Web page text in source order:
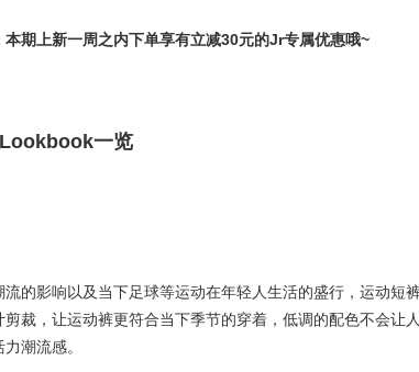
本期上新一周之内下单享有立减30元的Jr专属优惠哦~
一览
流的影响以及当下足球等运动在年轻人生活的盛行，运动短
剪裁，让运动裤更符合当下季节的穿着，低调的配色不会让
潮流感。